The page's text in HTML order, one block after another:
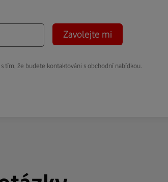
Zavolejte mi
tím, že budete kontaktováni s obchodní nabídkou.